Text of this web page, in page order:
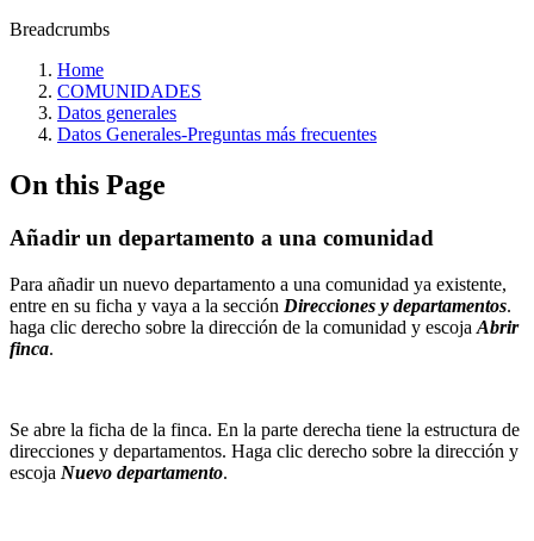
Breadcrumbs
Home
COMUNIDADES
Datos generales
Datos Generales-Preguntas más frecuentes
On this Page
Añadir un departamento a una comunidad
Para añadir un nuevo departamento a una comunidad ya existente,
entre en su ficha y vaya a la sección Direcciones y departamentos.
haga clic derecho sobre la dirección de la comunidad y escoja Abrir
finca.
Se abre la ficha de la finca. En la parte derecha tiene la estructura de
direcciones y departamentos. Haga clic derecho sobre la dirección y
escoja Nuevo departamento.